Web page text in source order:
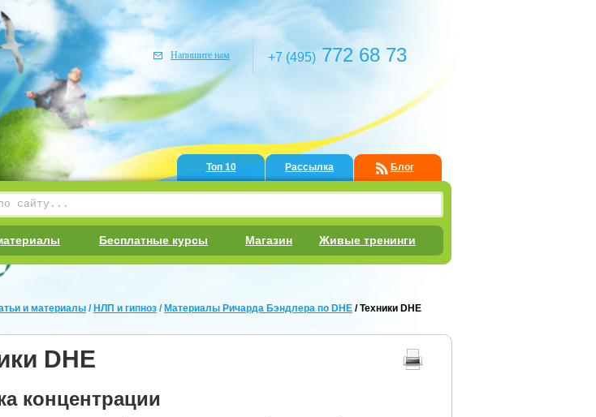
Напишите нам +7 (495)772 68 73
Блог
Рассылка
Топ 10
Бесплатные курсы Магазин Живые тренинги
и материалы / НЛП и гипноз / Материалы Ричарда Бэндлера по DHE / Техники DHE
DHE
концентрации